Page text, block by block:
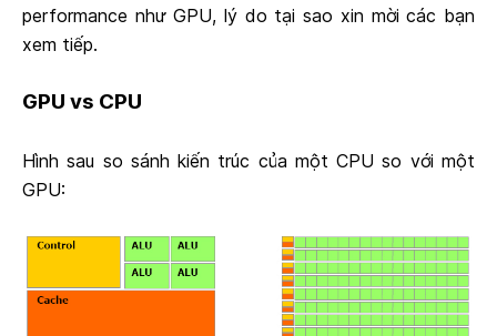
performance như GPU, lý do tại sao xin mời các bạn
xem tiếp.
GPU vs CPU
Hình sau so sánh kiến trúc của một CPU so với một
GPU: